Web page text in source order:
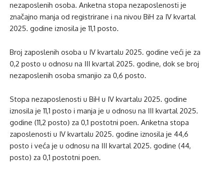
nezaposlenih osoba. Anketna stopa nezaposlenosti je
značajno manja od registrirane i na nivou BiH za IV kvartal
2025. godine iznosila je 11,1 posto.
Broj zaposlenih osoba u IV kvartalu 2025. godine veći je za
0,2 posto u odnosu na III kvartal 2025. godine, dok se broj
nezaposlenih osoba smanjio za 0,6 posto.
Stopa nezaposlenosti u BiH u IV kvartalu 2025. godine
iznosila je 11,1 posto i manja je u odnosu na III kvartal 2025.
godine (11,2 posto) za 0,1 postotni poen. Anketna stopa
zaposlenosti u IV kvartalu 2025. godine iznosila je 44,6
posto i veća je u odnosu na III kvartal 2025. godine (44,
posto) za 0,1 postotni poen.